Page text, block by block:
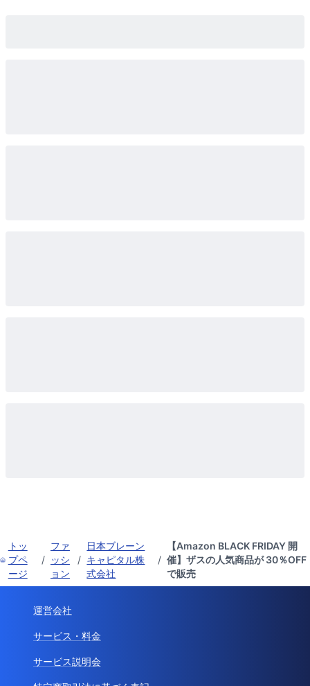
トッ
プペ
ージ
/
ファ
ッシ
ョン
/
日本ブレーン
キャピタル株
式会社
/
【Amazon BLACK FRIDAY 開
催】ザスの人気商品が 30％OFF
で販売
運営会社
サービス・料金
サービス説明会